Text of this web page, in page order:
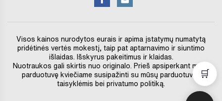
Visos kainos nurodytos eurais ir apima įstatymų numatytą
pridėtinės vertės mokestį, taip pat aptarnavimo ir siuntimo
išlaidas. Išskyrus pakeitimus ir klaidas.
Nuotraukos gali skirtis nuo originalo. Prieš apsiperkant mūsų
parduotuvę kviečiame susipažinti su mūsų parduotuvės
taisyklėmis bei privatumo politiką.
🛒